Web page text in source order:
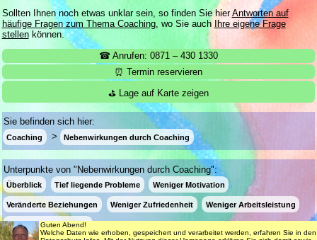
Sollten Ihnen noch etwas unklar sein, so finden Sie hierAntworten auf
häufige Fragen zum Thema Coaching, wo Sie auch
Ihre eigene Frage
stellenkönnen.
☎ Anrufen: 0871 – 430 1330
⏰ Termin reservieren
⛳ Lage auf Karte zeigen
Sie befinden sich hier:
Coaching Nebenwirkungen durch Coaching
Unterpunkte von "Nebenwirkungen durch Coaching":
Überblick Tief liegende Probleme Weniger Motivation
Veränderte Beziehungen Weniger Zufriedenheit Weniger Arbeitsleistung
Geringere Kompetenz
Guten Abend!
Welche Daten wie erhoben, gespeichert und verarbeitet werden, erfahren Sie in den